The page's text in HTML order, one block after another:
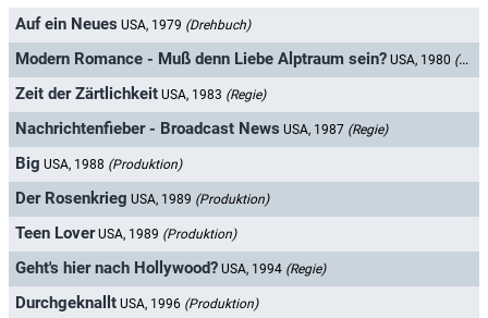
Auf ein Neues USA, 1979 (Drehbuch)
Modern Romance - Muß denn Liebe Alptraum sein? USA, 1980 (Schauspieler)
Zeit der Zärtlichkeit USA, 1983 (Regie)
Nachrichtenfieber - Broadcast News USA, 1987 (Regie)
Big USA, 1988 (Produktion)
Der Rosenkrieg USA, 1989 (Produktion)
Teen Lover USA, 1989 (Produktion)
Geht's hier nach Hollywood? USA, 1994 (Regie)
Durchgeknallt USA, 1996 (Produktion)